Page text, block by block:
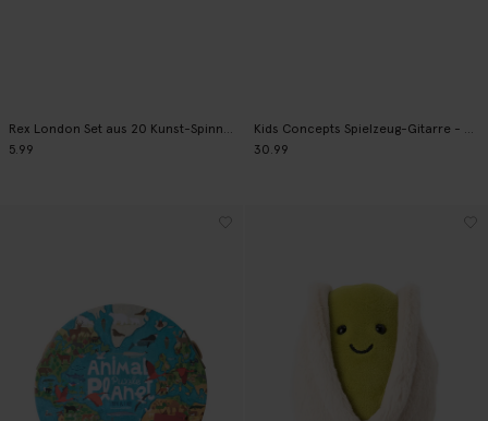
Rex London Set aus 20 Kunst-Spinnen
5.99
Kids Concepts Spielzeug-Gitarre - flieder
30.99